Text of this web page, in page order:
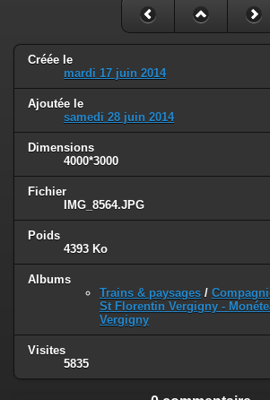
Créée le
mardi 17 juin 2014
Ajoutée le
samedi 28 juin 2014
Dimensions
4000*3000
Fichier
IMG_8564.JPG
Poids
4393 Ko
Albums
Trains & paysages /
St Florentin Vergigny -
Vergigny
Visites
5835